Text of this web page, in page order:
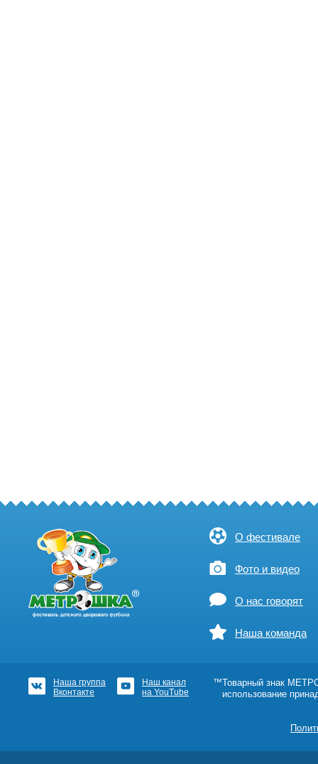
О фестивале
Фото и видео
О нас говорят
Наша команда
Наша группа
Вконтакте
Наш канал
на YouTube
™Товарный знак
использование